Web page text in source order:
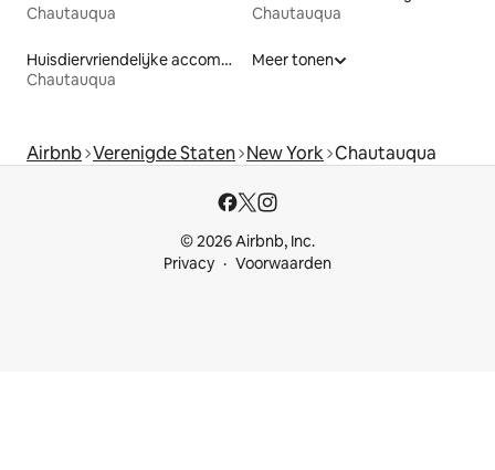
Chautauqua
Chautauqua
Huisdiervriendelijke accommodaties
Chautauqua
Meer tonen
Airbnb Verenigde Staten New York Chautauqua
© 2026 Airbnb, Inc.
Privacy
Voorwaarden